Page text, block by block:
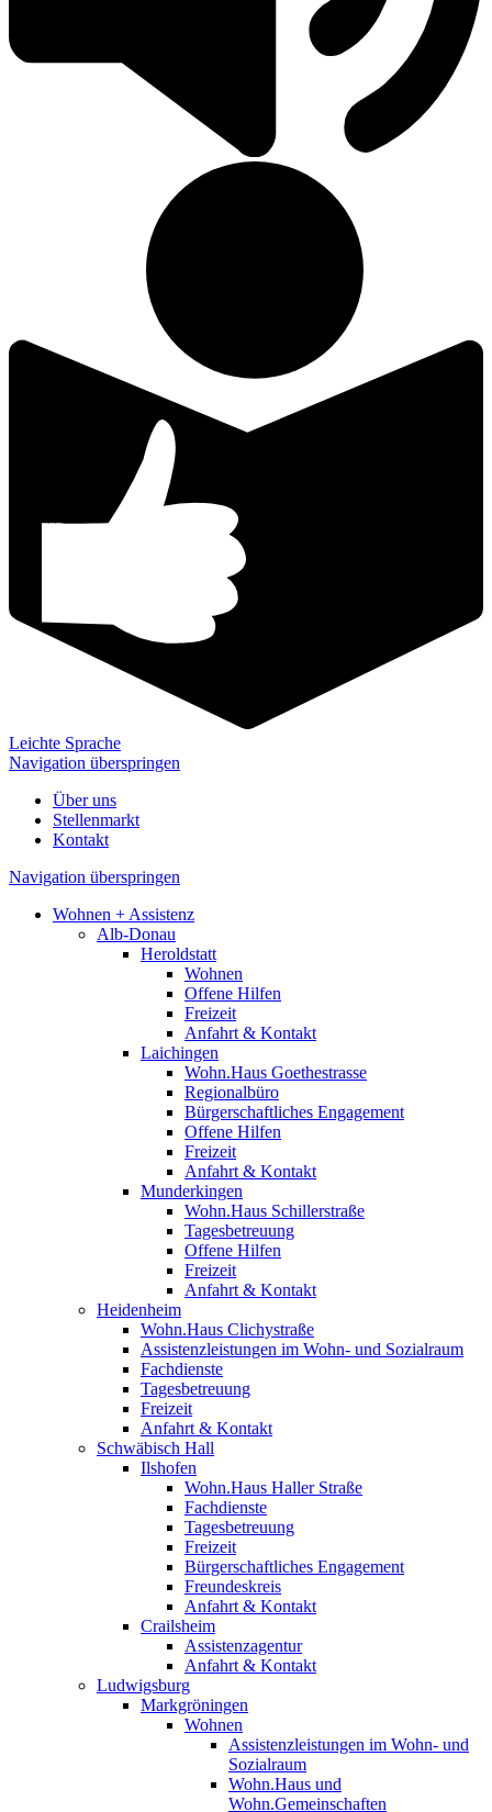
Leichte Sprache
Navigation überspringen
Über uns
Stellenmarkt
Kontakt
Navigation überspringen
Wohnen + Assistenz
Alb-Donau
Heroldstatt
Wohnen
Offene Hilfen
Freizeit
Anfahrt & Kontakt
Laichingen
Wohn.Haus Goethestrasse
Regionalbüro
Bürgerschaftliches Engagement
Offene Hilfen
Freizeit
Anfahrt & Kontakt
Munderkingen
Wohn.Haus Schillerstraße
Tagesbetreuung
Offene Hilfen
Freizeit
Anfahrt & Kontakt
Heidenheim
Wohn.Haus Clichystraße
Assistenzleistungen im Wohn- und Sozialraum
Fachdienste
Tagesbetreuung
Freizeit
Anfahrt & Kontakt
Schwäbisch Hall
Ilshofen
Wohn.Haus Haller Straße
Fachdienste
Tagesbetreuung
Freizeit
Bürgerschaftliches Engagement
Freundeskreis
Anfahrt & Kontakt
Crailsheim
Assistenzagentur
Anfahrt & Kontakt
Ludwigsburg
Markgröningen
Wohnen
Assistenzleistungen im Wohn- und
Sozialraum
Wohn.Haus und
Wohn.Gemeinschaften